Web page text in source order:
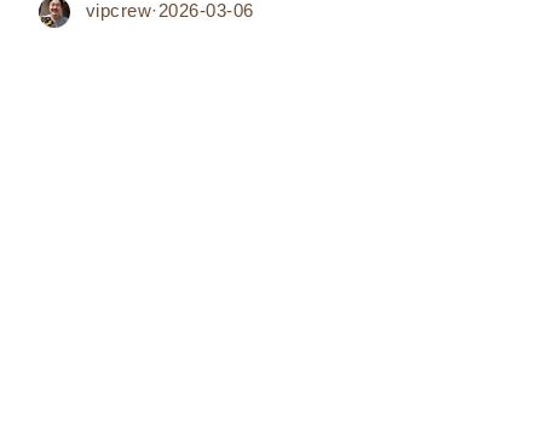
vipcrew·2026-03-06